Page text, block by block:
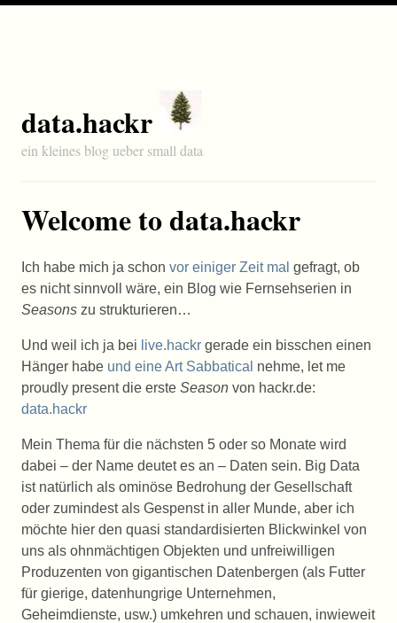
data.hackr
ein kleines blog ueber small data
Welcome to data.hackr
Ich habe mich ja schon vor einiger Zeit mal gefragt, ob
es nicht sinnvoll wäre, ein Blog wie Fernsehserien in
Seasons zu strukturieren…
Und weil ich ja bei live.hackr gerade ein bisschen einen
Hänger habe und eine Art Sabbatical nehme, let me
proudly present die erste Season von hackr.de:
data.hackr
Mein Thema für die nächsten 5 oder so Monate wird
dabei – der Name deutet es an – Daten sein. Big Data
ist natürlich als ominöse Bedrohung der Gesellschaft
oder zumindest als Gespenst in aller Munde, aber ich
möchte hier den quasi standardisierten Blickwinkel von
uns als ohnmächtigen Objekten und unfreiwilligen
Produzenten von gigantischen Datenbergen (als Futter
für gierige, datenhungrige Unternehmen,
Geheimdienste, usw.) umkehren und schauen, inwieweit